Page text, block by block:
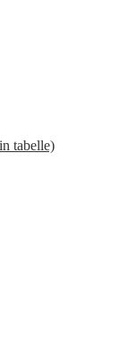
tabelle)